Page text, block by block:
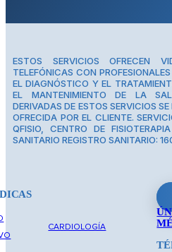
ESTOS SERVICIOS OFRECEN
TELEFÓNICAS CON
EL DIAGNÓSTICO Y EL
EL MANTENIMIENTO DE LA
DERIVADAS DE ESTOS SERVICIOS
OFRECIDA POR EL CLIENTE.
QFISIO, CENTRO DE
SANITARIO REGISTRO SANITARIO:
CARDIOLOGÍA